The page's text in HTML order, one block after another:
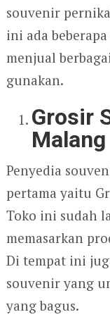
souvenir
ini ada
menjual
gunakan.
Grosir
Malang
Penyedia
pertama yaitu
Toko ini sudah
memasarkan
Di tempat ini
souvenir yang
yang bagus.